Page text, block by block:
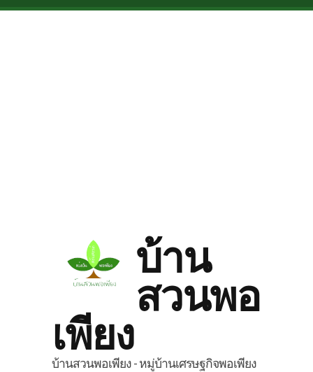
Skip to main content
บ้าน
สวนพอ
เพียง
บ้านสวนพอเพียง - หมู่บ้านเศรษฐกิจพอเพียง